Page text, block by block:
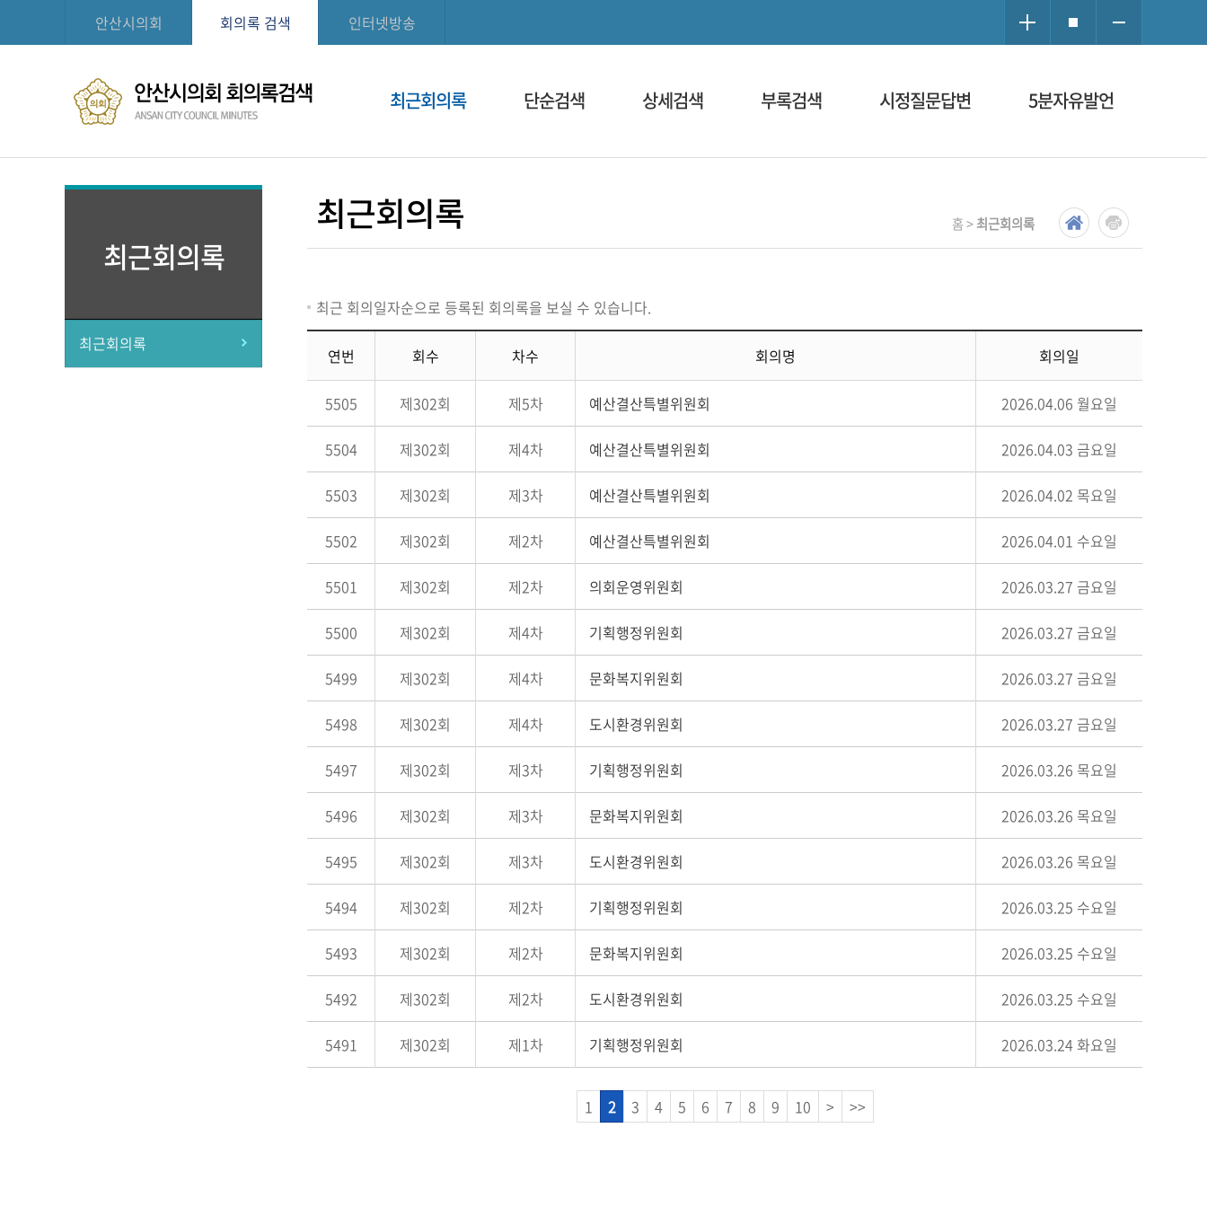
안산시의회 회의록 검색 인터넷방송
최근회의록 단순검색 상세검색 부록검색 시정질문답변 5분자유발언
최근회의록
최근회의록
홈 >최근회의록
최근회의록
최근 회의일자순으로 등록된 회의록을 보실 수 있습니다.
연번 회수 차수 회의명 회의일
5505 제302회 제5차 예산결산특별위원회 2026.04.06 월요일
5504 제302회 제4차 예산결산특별위원회 2026.04.03 금요일
5503 제302회 제3차 예산결산특별위원회 2026.04.02 목요일
5502 제302회 제2차 예산결산특별위원회 2026.04.01 수요일
5501 제302회 제2차 의회운영위원회 2026.03.27 금요일
5500 제302회 제4차 기획행정위원회 2026.03.27 금요일
5499 제302회 제4차 문화복지위원회 2026.03.27 금요일
5498 제302회 제4차 도시환경위원회 2026.03.27 금요일
5497 제302회 제3차 기획행정위원회 2026.03.26 목요일
5496 제302회 제3차 문화복지위원회 2026.03.26 목요일
5495 제302회 제3차 도시환경위원회 2026.03.26 목요일
5494 제302회 제2차 기획행정위원회 2026.03.25 수요일
5493 제302회 제2차 문화복지위원회 2026.03.25 수요일
5492 제302회 제2차 도시환경위원회 2026.03.25 수요일
5491 제302회 제1차 기획행정위원회 2026.03.24 화요일
1 2 3 4 5 6 7 8 9 10 > >>